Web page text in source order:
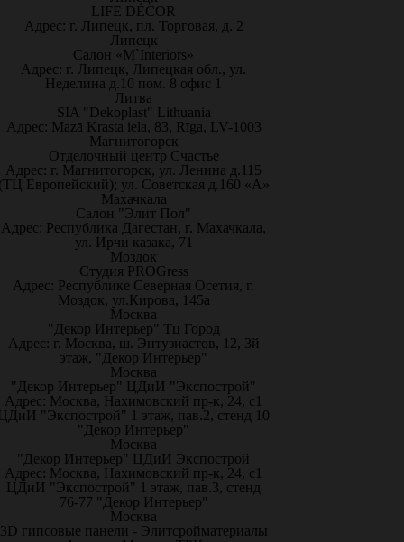
LIFE DÉCOR
Адрес: г. Липецк, пл. Торговая, д. 2
Липецк
Салон «M`Interiors»
Адрес: г. Липецк, Липецкая обл., ул.
Неделина д.10 пом. 8 офис 1
Литва
SIA "Dekoplast" Lithuania
Адрес: Mazā Krasta iela, 83, Rīga, LV-1003
Магнитогорск
Отделочный центр Счастье
Адрес: г. Магнитогорск, ул. Ленина д.115
Европейский); ул. Советская д.160 «А»
Махачкала
Салон "Элит Пол"
Адрес: Республика Дагестан, г. Махачкала,
ул. Ирчи казака, 71
Моздок
Студия PROGress
Адрес: Республике Северная Осетия, г.
Моздок, ул.Кирова, 145а
Москва
"Декор Интерьер" Тц Город
Адрес: г. Москва, ш. Энтузиастов, 12, 3й
этаж, "Декор Интерьер"
Москва
"Декор Интерьер" ЦДиИ "Экспострой"
Адрес: Москва, Нахимовский пр-к, 24, с1
"Экспострой" 1 этаж, пав.2, стенд 10
"Декор Интерьер"
Москва
"Декор Интерьер" ЦДиИ Экспострой
Адрес: Москва, Нахимовский пр-к, 24, с1
ЦДиИ "Экспострой" 1 этаж, пав.3, стенд
76-77 "Декор Интерьер"
Москва
3D гипсовые панели - Элитсройматериалы